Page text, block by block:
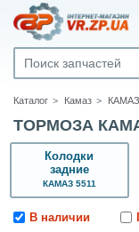
Каталог Камаз КАМАЗ
ТОРМОЗА
Колодки
задние
КАМАЗ 5511
В наличии